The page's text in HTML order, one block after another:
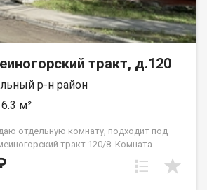
тракт, д.120
р-н район
м²
отдельную комнату, подходит под
тракт 120/8. Комната
места общего пользования требуют